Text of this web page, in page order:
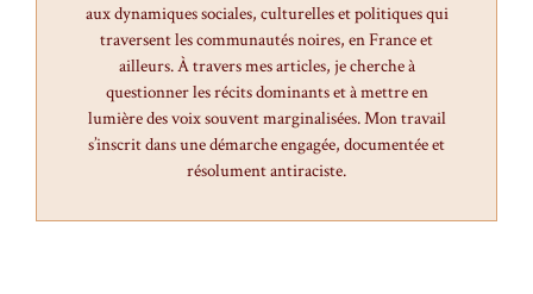
aux dynamiques sociales, culturelles et politiques qui
traversent les communautés noires, en France et
ailleurs. À travers mes articles, je cherche à
questionner les récits dominants et à mettre en
lumière des voix souvent marginalisées. Mon travail
s’inscrit dans une démarche engagée, documentée et
résolument antiraciste.